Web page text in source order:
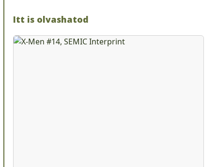
Itt is olvashatod